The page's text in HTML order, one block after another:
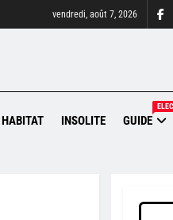
vendredi, août 7, 2026
HABITAT INSOLITE GUIDE